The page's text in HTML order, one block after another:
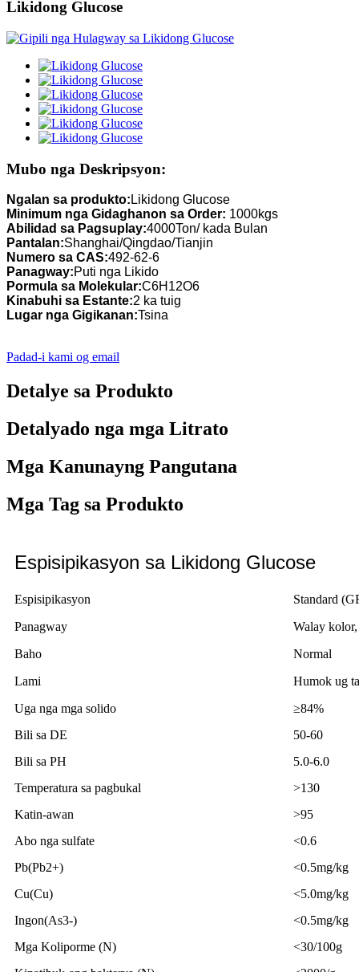
Likidong Glucose
Mubo nga Deskripsyon:
Ngalan sa produkto:Likidong Glucose
Minimum nga Gidaghanon sa Order: 1000kgs
Abilidad sa Pagsuplay:4000Ton/ kada Bulan
Pantalan:Shanghai/Qingdao/Tianjin
Numero sa CAS:492-62-6
Panagway:Puti nga Likido
Pormula sa Molekular:C6H12O6
Kinabuhi sa Estante:2 ka tuig
Lugar nga Gigikanan:Tsina
Padad-i kami og email
Detalye sa Produkto
Detalyado nga mga Litrato
Mga Kanunayng Pangutana
Mga Tag sa Produkto
Espisipikasyon sa Likidong Glucose
Espisipikasyon
Standard
Panagway
Walay
Baho
Normal
Lami
Humok ug
Uga nga mga solido
≥84%
Bili sa DE
50-60
Bili sa PH
5.0-6.0
Temperatura sa pagbukal
>130
Katin-awan
>95
Abo nga sulfate
<0.6
Pb(Pb2+)
<0.5mg/kg
Cu(Cu)
<5.0mg/kg
Ingon(As3-)
<0.5mg/kg
Mga Koliporme (N)
<30/100g